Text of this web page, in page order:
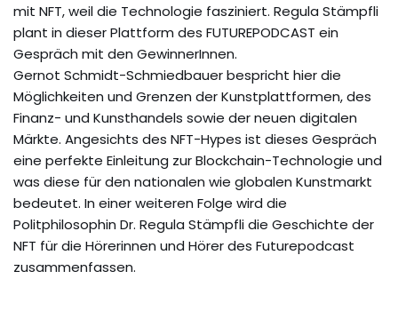
mit NFT, weil die Technologie fasziniert. Regula Stämpfli
plant in dieser Plattform des FUTUREPODCAST ein
Gespräch mit den GewinnerInnen.
Gernot Schmidt-Schmiedbauer bespricht hier die
Möglichkeiten und Grenzen der Kunstplattformen, des
Finanz- und Kunsthandels sowie der neuen digitalen
Märkte. Angesichts des NFT-Hypes ist dieses Gespräch
eine perfekte Einleitung zur Blockchain-Technologie und
was diese für den nationalen wie globalen Kunstmarkt
bedeutet. In einer weiteren Folge wird die
Politphilosophin Dr. Regula Stämpfli die Geschichte der
NFT für die Hörerinnen und Hörer des Futurepodcast
zusammenfassen.